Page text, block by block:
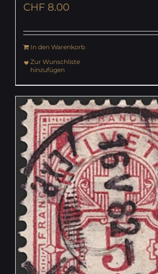
CHF 8.00
In den Warenkorb
Zur Wunschliste
hinzufügen